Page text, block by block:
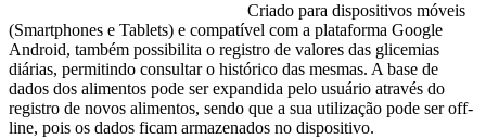
Criado para dispositivos móveis
(Smartphones e Tablets) e compatível com a plataforma Google
Android, também possibilita o registro de valores das glicemias
diárias, permitindo consultar o histórico das mesmas. A base de
dados dos alimentos pode ser expandida pelo usuário através do
registro de novos alimentos, sendo que a sua utilização pode ser off-
line, pois os dados ficam armazenados no dispositivo.